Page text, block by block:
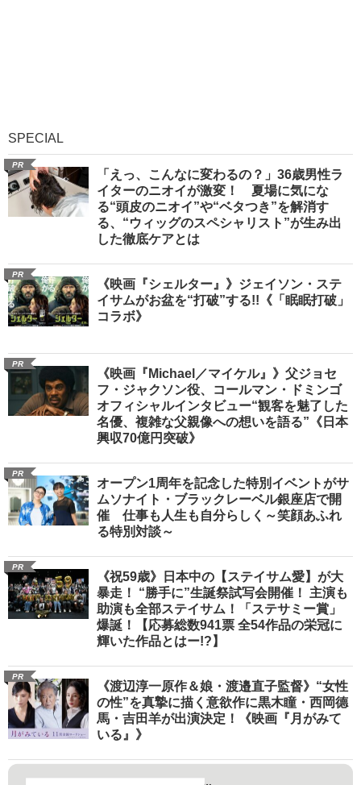
SPECIAL
PR
「えっ、こんなに変わるの？」36歳男性ラ
イターのニオイが激変！ 夏場に気にな
る“頭皮のニオイ”や“ベタつき”を解消す
る、“ウィッグのスペシャリスト”が生み出
した徹底ケアとは
PR
《映画『シェルター』》ジェイソン・ステ
イサムがお盆を“打破”する!!《「眠眠打破」
コラボ》
PR
《映画『Michael／マイケル』》父ジョセ
フ・ジャクソン役、コールマン・ドミンゴ
オフィシャルインタビュー“観客を魅了した
名優、複雑な父親像への想いを語る”《日本
興収70億円突破》
PR
オープン1周年を記念した特別イベントがサ
ムソナイト・ブラックレーベル銀座店で開
催 仕事も人生も自分らしく～笑顔あふれ
る特別対談～
PR
《祝59歳》日本中の【ステイサム愛】が大
暴走！ “勝手に”生誕祭試写会開催！ 主演も
助演も全部ステイサム！「ステサミー賞」
爆誕！【応募総数941票 全54作品の栄冠に
輝いた作品とはー!?】
PR
《渡辺淳一原作＆娘・渡邉直子監督》“女性
の性”を真摯に描く意欲作に黒木瞳・西岡德
馬・吉田羊が出演決定！《映画『月がみて
いる』》